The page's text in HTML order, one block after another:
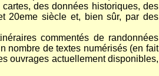
des données historiques, des
20eme siècle et, bien sûr, par des
commentés de randonnées
nombre de textes numérisés (en fait
ouvrages actuellement disponibles,